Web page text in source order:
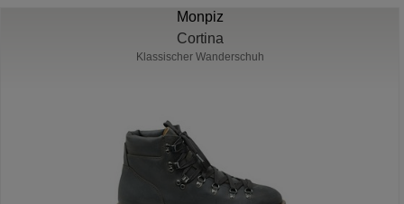
Monpiz
Cortina
Klassischer Wanderschuh